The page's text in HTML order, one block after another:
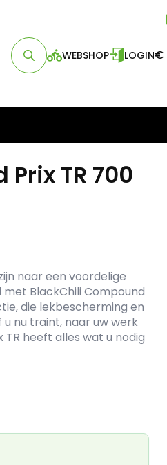
WEBSHOP LOGIN€
TR 700
naar een voordelige
BlackChili Compound
die lekbescherming en
nu traint, naar uw werk
heeft alles wat u nodig